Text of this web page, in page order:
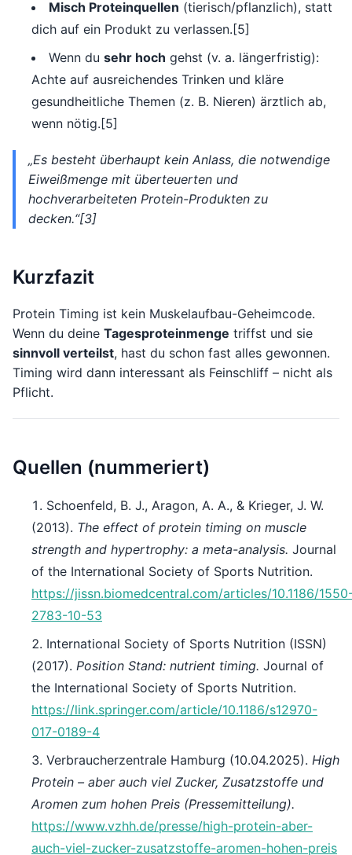
Misch Proteinquellen (tierisch/pflanzlich), statt
dich auf ein Produkt zu verlassen.[5]
Wenn du sehr hoch gehst (v. a. längerfristig):
Achte auf ausreichendes Trinken und kläre
gesundheitliche Themen (z. B. Nieren) ärztlich ab,
wenn nötig.[5]
„Es besteht überhaupt kein Anlass, die notwendige
Eiweißmenge mit überteuerten und
hochverarbeiteten Protein-Produkten zu
decken.“[3]
Kurzfazit
Protein Timing ist kein Muskelaufbau-Geheimcode.
Wenn du deine Tagesproteinmenge triffst und sie
sinnvoll verteilst, hast du schon fast alles gewonnen.
Timing wird dann interessant als Feinschliff – nicht als
Pflicht.
Quellen (nummeriert)
Schoenfeld, B. J., Aragon, A. A., & Krieger, J. W.
(2013). The effect of protein timing on muscle
strength and hypertrophy: a meta-analysis. Journal
of the International Society of Sports Nutrition.
https://jissn.biomedcentral.com/articles/10.1186/
2783-10-53
International Society of Sports Nutrition (ISSN)
(2017). Position Stand: nutrient timing. Journal of
the International Society of Sports Nutrition.
https://link.springer.com/article/10.1186/s12970-
017-0189-4
Verbraucherzentrale Hamburg (10.04.2025). High
Protein – aber auch viel Zucker, Zusatzstoffe und
Aromen zum hohen Preis (Pressemitteilung).
https://www.vzhh.de/presse/high-protein-aber-
auch-viel-zucker-zusatzstoffe-aromen-hohen-preis